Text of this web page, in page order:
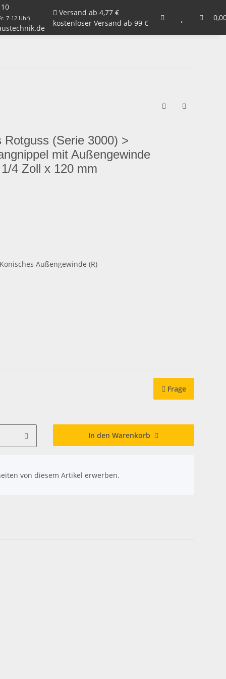
7-12 Uhr)
Versand ab 4,77 €
kostenloser Versand ab 99 €
Armaturen, Kugelhähne, Ventile Garten
Rotguss (Serie 3000) >
mit Außengewinde
4 Zoll x 120 mm
Außengewinde (R)
Frage
In den Warenkorb
von diesem Artikel erwerben.